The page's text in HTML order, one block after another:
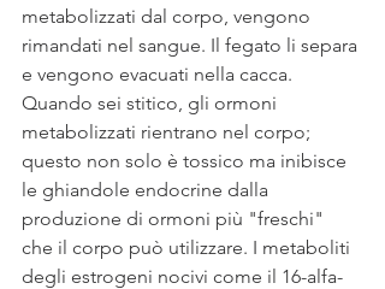
metabolizzati dal corpo, vengono
rimandati nel sangue. Il fegato li separa
e vengono evacuati nella cacca.
Quando sei stitico, gli ormoni
metabolizzati rientrano nel corpo;
questo non solo è tossico ma inibisce
le ghiandole endocrine dalla
produzione di ormoni più "freschi"
che il corpo può utilizzare. I metaboliti
degli estrogeni nocivi come il 16-alfa-